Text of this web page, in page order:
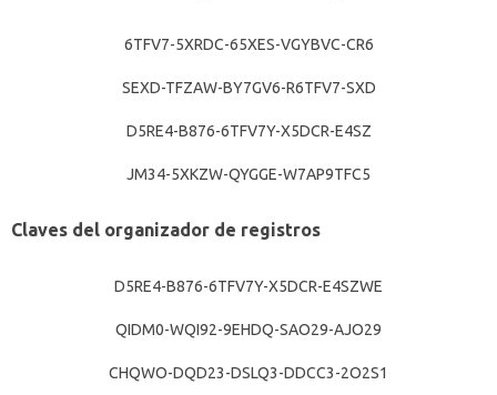
6TFV7-5XRDC-65XES-VGYBVC-CR6
SEXD-TFZAW-BY7GV6-R6TFV7-SXD
D5RE4-B876-6TFV7Y-X5DCR-E4SZ
JM34-5XKZW-QYGGE-W7AP9TFC5
Claves del organizador de registros
D5RE4-B876-6TFV7Y-X5DCR-E4SZWE
QIDM0-WQI92-9EHDQ-SAO29-AJO29
CHQWO-DQD23-DSLQ3-DDCC3-2O2S1